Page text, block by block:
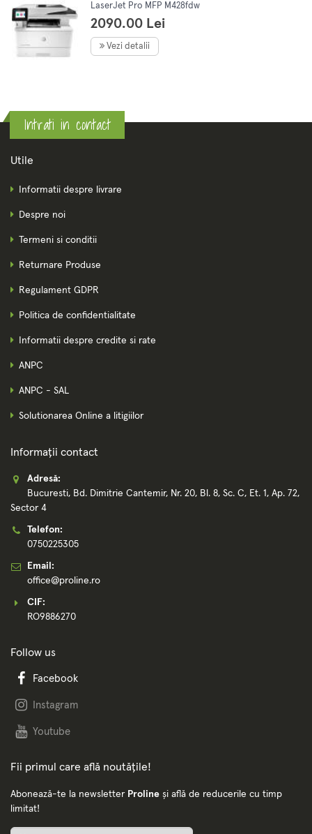
LaserJet Pro MFP M428fdw
2090.00 Lei
Vezi detalii
Intrati in contact
Utile
Informatii despre livrare
Despre noi
Termeni si conditii
Returnare Produse
Regulament GDPR
Politica de confidentialitate
Informatii despre credite si rate
ANPC
ANPC - SAL
Solutionarea Online a litigiilor
Informații contact
Adresă:
Bucuresti, Bd. Dimitrie Cantemir, Nr. 20, Bl. 8, Sc. C, Et. 1, Ap. 72,
Sector 4
Telefon:
0750225305
Email:
office@proline.ro
CIF:
RO9886270
Follow us
Facebook
Instagram
Youtube
Fii primul care află noutățile!
Abonează-te la newsletter Proline și află de reducerile cu timp
limitat!